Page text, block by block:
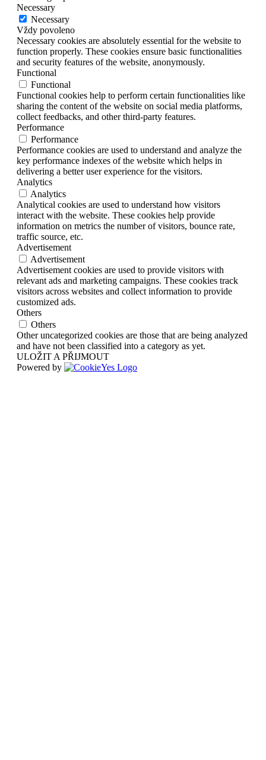
Necessary
Necessary
Vždy povoleno
Necessary cookies are absolutely essential for the website to
function properly. These cookies ensure basic functionalities
and security features of the website, anonymously.
Functional
Functional
Functional cookies help to perform certain functionalities like
sharing the content of the website on social media platforms,
collect feedbacks, and other third-party features.
Performance
Performance
Performance cookies are used to understand and analyze the
key performance indexes of the website which helps in
delivering a better user experience for the visitors.
Analytics
Analytics
Analytical cookies are used to understand how visitors
interact with the website. These cookies help provide
information on metrics the number of visitors, bounce rate,
traffic source, etc.
Advertisement
Advertisement
Advertisement cookies are used to provide visitors with
relevant ads and marketing campaigns. These cookies track
visitors across websites and collect information to provide
customized ads.
Others
Others
Other uncategorized cookies are those that are being analyzed
and have not been classified into a category as yet.
ULOŽIT A PŘIJMOUT
Powered by